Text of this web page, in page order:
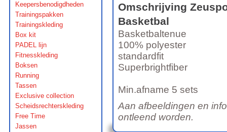
Keepersbenodigdheden
Trainingspakken
Trainingskleding
Box kit
PADEL lijn
Fitnesskleding
Boksen
Running
Tassen
Exclusive collection
Scheidsrechterskleding
Free Time
Jassen
Omschrijving
Basketbal
Basketbaltenue
100% polyester
standardfit
Superbrightfiber
Min.afname 5 sets
Aan afbeeldingen en
ontleend worden.